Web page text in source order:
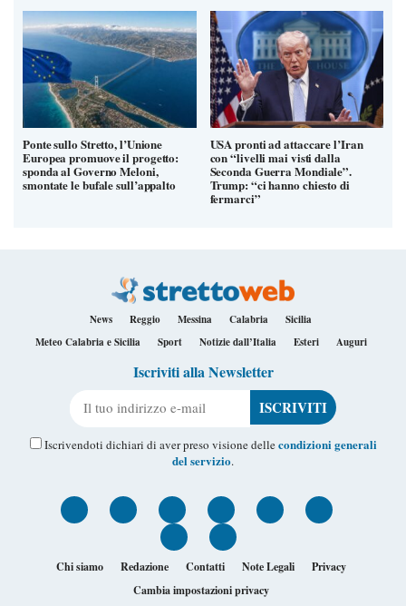
Ponte sullo Stretto, l’Unione
Europea promuove il progetto:
sponda al Governo Meloni,
smontate le bufale sull’appalto
USA pronti ad attaccare l’Iran
con “livelli mai visti dalla
Seconda Guerra Mondiale”.
Trump: “ci hanno chiesto di
fermarci”
News Reggio Messina Calabria
Sicilia
Meteo Calabria e Sicilia
Sport Notizie dall’Italia Esteri Auguri
Iscriviti alla Newsletter
Iscrivendoti dichiari di aver preso visione dellecondizioni generali
del servizio.
Chi siamo Redazione Contatti Note Legali
Privacy
Cambia impostazioni privacy